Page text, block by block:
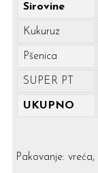
Sirovine
Kukuruz
Pšenica
SUPER PT
UKUPNO
Pakovanje: